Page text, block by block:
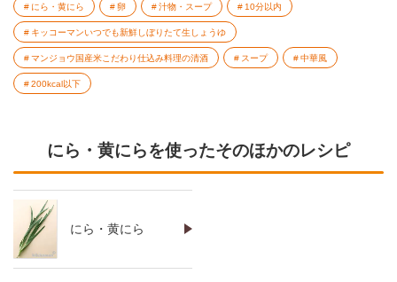
にら・黄にら 卵 汁物・スープ 10分以内
キッコーマンいつでも新鮮しぼりたて生しょうゆ
マンジョウ国産米こだわり仕込み料理の清酒 スープ 中華風
200kcal以下
にら・黄にらを使ったそのほかのレシピ
にら・黄にら